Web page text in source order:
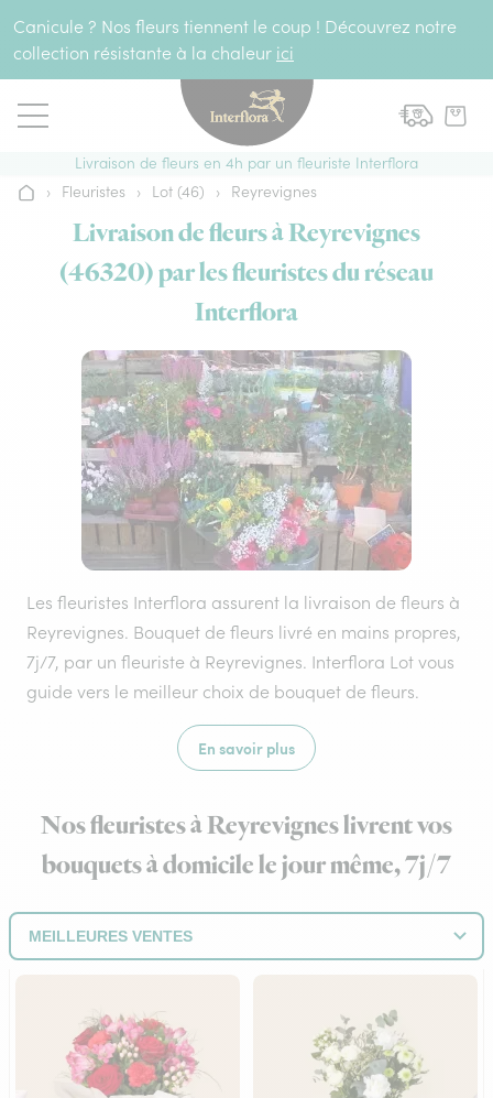
Canicule ? Nos fleurs tiennent le coup ! Découvrez notre
collection résistante à la chaleur ici
Livraison de fleurs en 4h par un fleuriste Interflora
Accueil
› Fleuristes › Lot (46) › Reyrevignes
Livraison de fleurs à Reyrevignes
(46320) par les fleuristes du réseau
Interflora
Les fleuristes Interflora assurent la livraison de fleurs à
Reyrevignes. Bouquet de fleurs livré en mains propres,
7j/7, par un fleuriste à Reyrevignes. Interflora Lot vous
guide vers le meilleur choix de bouquet de fleurs.
En savoir plus
Nos fleuristes à Reyrevignes livrent vos
bouquets à domicile le jour même, 7j/7